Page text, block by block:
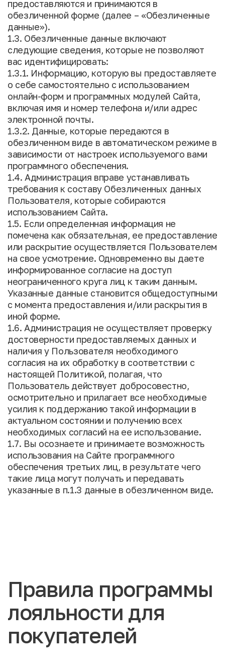
предоставляются и принимаются в
обезличенной форме (далее – «Обезличенные
данные»).
1.3. Обезличенные данные включают
следующие сведения, которые не позволяют
вас идентифицировать:
1.3.1. Информацию, которую вы предоставляете
о себе самостоятельно с использованием
онлайн-форм и программных модулей Сайта,
включая имя и номер телефона и/или адрес
электронной почты.
1.3.2. Данные, которые передаются в
обезличенном виде в автоматическом режиме в
зависимости от настроек используемого вами
программного обеспечения.
1.4. Администрация вправе устанавливать
требования к составу Обезличенных данных
Пользователя, которые собираются
использованием Сайта.
1.5. Если определенная информация не
помечена как обязательная, ее предоставление
или раскрытие осуществляется Пользователем
на свое усмотрение. Одновременно вы даете
информированное согласие на доступ
неограниченного круга лиц к таким данным.
Указанные данные становится общедоступными
с момента предоставления и/или раскрытия в
иной форме.
1.6. Администрация не осуществляет проверку
достоверности предоставляемых данных и
наличия у Пользователя необходимого
согласия на их обработку в соответствии с
настоящей Политикой, полагая, что
Пользователь действует добросовестно,
осмотрительно и прилагает все необходимые
усилия к поддержанию такой информации в
актуальном состоянии и получению всех
необходимых согласий на ее использование.
1.7. Вы осознаете и принимаете возможность
использования на Сайте программного
обеспечения третьих лиц, в результате чего
такие лица могут получать и передавать
указанные в п.1.3 данные в обезличенном виде.
Правила программы
лояльности для
покупателей